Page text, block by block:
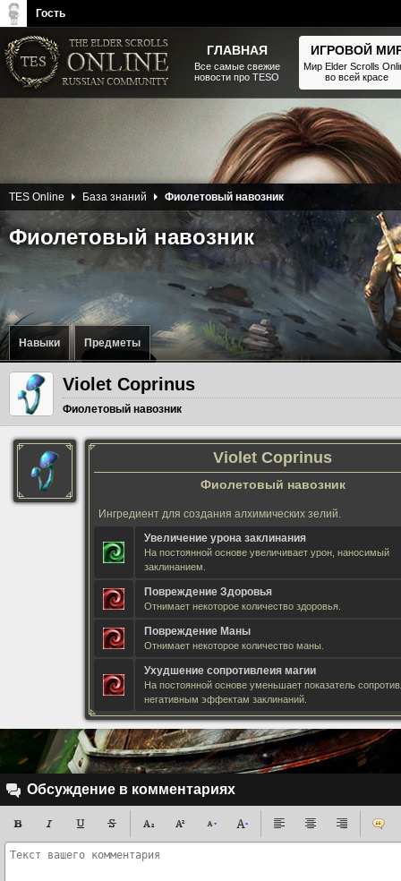
Навыки Предметы
Фиолетовый навозник
TES Online База знаний Фиолетовый навозник
Violet Coprinus
Фиолетовый навозник
Violet Coprinus
Фиолетовый навозник
Ингредиент для создания алхимических зелий.
Увеличение урона заклинания
На постоянной основе увеличивает урон, наносимый
заклинанием.
Повреждение Здоровья
Отнимает некоторое количество здоровья.
Повреждение Маны
Отнимает некоторое количество маны.
Ухудшение сопротивлеия магии
На постоянной основе уменьшает показатель
негативным эффектам заклинаний.
Обсуждение в комментариях
ГЛАВНАЯ
Все самые свежие
новости про TESO
ИГРОВОЙ
Мир Elder Scrolls
во всей красе
Гость